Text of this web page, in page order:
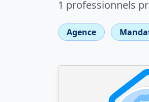
1 professionnels
Agence